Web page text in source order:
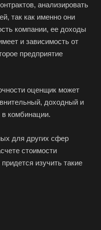
анализировать
так как именно они
компании, ее доходы
и зависимость от
предприятие
оценщик может
доходный и
в комбинации.
для других сфер
стоимости
изучить такие